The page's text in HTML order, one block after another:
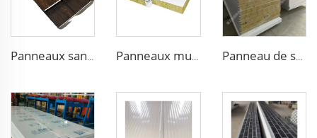
Panneaux sandwich isolants extérieurs nouveaux matériaux de construction murale extérieure Panneaux muraux en laine de roche pour salle blanche, panneaux mousse Sip, panneau de purification Panneau de salle propre en laine de roche Ignifuge Panneau sandwich acier coloré Insonorisé Résistant à la poussière Panneau de purification pour usine